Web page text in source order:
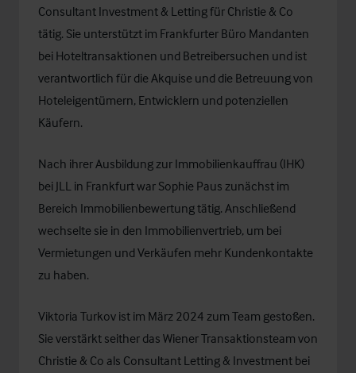
Consultant Investment & Letting für Christie & Co
tätig. Sie unterstützt im Frankfurter Büro Mandanten
bei Hoteltransaktionen und Betreibersuchen und ist
verantwortlich für die Akquise und die Betreuung von
Hoteleigentümern, Entwicklern und potenziellen
Käufern.
Nach ihrer Ausbildung zur Immobilienkauffrau (IHK)
bei JLL in Frankfurt war Sophie Paus zunächst im
Bereich Immobilienbewertung tätig. Anschließend
wechselte sie in den Immobilienvertrieb, um bei
Vermietungen und Verkäufen mehr Kundenkontakte
zu haben.
Viktoria Turkov ist im März 2024 zum Team gestoßen.
Sie verstärkt seither das Wiener Transaktionsteam von
Christie & Co als Consultant Letting & Investment bei